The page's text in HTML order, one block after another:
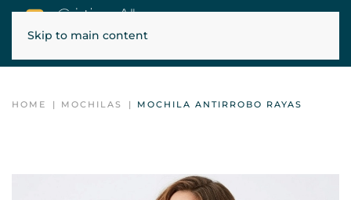
Skip to main content
HOME MOCHILAS MOCHILA ANTIRROBO RAYAS